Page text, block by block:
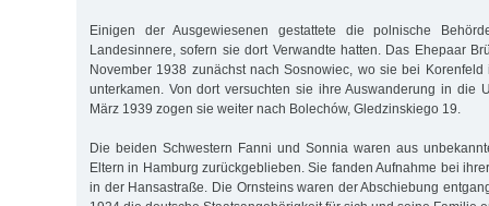
Einigen der Ausgewiesenen gestattete die polnische
Landesinnere, sofern sie dort Verwandte hatten. Das Ehepaar
November 1938 zunächst nach Sosnowiec, wo sie bei
unterkamen. Von dort versuchten sie ihre Auswanderung in die
März 1939 zogen sie weiter nach Bolechów, Gledzinskiego 19.
Die beiden Schwestern Fanni und Sonnia waren aus
Eltern in Hamburg zurückgeblieben. Sie fanden Aufnahme bei
in der Hansastraße. Die Ornsteins waren der Abschiebung